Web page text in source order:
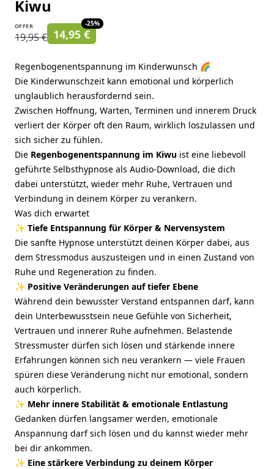
Kiwu
OFFER
19,95 € 14,95 €
-25%
Regenbogenentspannung im Kinderwunsch 🌈
Die Kinderwunschzeit kann emotional und körperlich
unglaublich herausfordernd sein.
Zwischen Hoffnung, Warten, Terminen und innerem Druck
verliert der Körper oft den Raum, wirklich loszulassen und
sich sicher zu fühlen.
Die Regenbogenentspannung im Kiwu ist eine liebevoll
geführte Selbsthypnose als Audio-Download, die dich
dabei unterstützt, wieder mehr Ruhe, Vertrauen und
Verbindung in deinem Körper zu verankern.
Was dich erwartet
✨ Tiefe Entspannung für Körper & Nervensystem
Die sanfte Hypnose unterstützt deinen Körper dabei, aus
dem Stressmodus auszusteigen und in einen Zustand von
Ruhe und Regeneration zu finden.
✨ Positive Veränderungen auf tiefer Ebene
Während dein bewusster Verstand entspannen darf, kann
dein Unterbewusstsein neue Gefühle von Sicherheit,
Vertrauen und innerer Ruhe aufnehmen. Belastende
Stressmuster dürfen sich lösen und stärkende innere
Erfahrungen können sich neu verankern — viele Frauen
spüren diese Veränderung nicht nur emotional, sondern
auch körperlich.
✨ Mehr innere Stabilität & emotionale Entlastung
Gedanken dürfen langsamer werden, emotionale
Anspannung darf sich lösen und du kannst wieder mehr
bei dir ankommen.
✨ Eine stärkere Verbindung zu deinem Körper